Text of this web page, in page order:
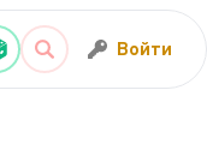
Войти